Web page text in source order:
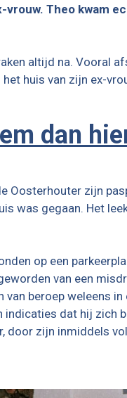
Theo kwam
altijd na. Vooral
huis van zijn ex-
dan
Oosterhouter zijn
was gegaan. Het
op een
van een
beroep weleens
indicaties dat hij
door zijn inmiddels